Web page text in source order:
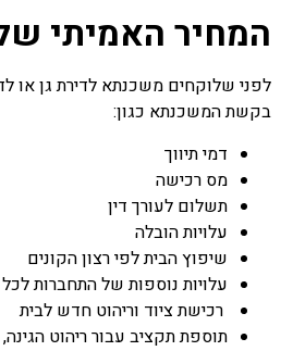
המחיר האמיתי
לפני שלוקחים משכנתא לדירת גן או
בקשת המשכנתא כגון:
דמי תיווך
מס רכישה
תשלום לעורך דין
עלויות הובלה
שיפוץ הבית לפי רצון הקונים
עלויות נוספות של התחברות
רכישת ציוד וריהוט חדש לבית
תוספת תקציב עבור ריהוט